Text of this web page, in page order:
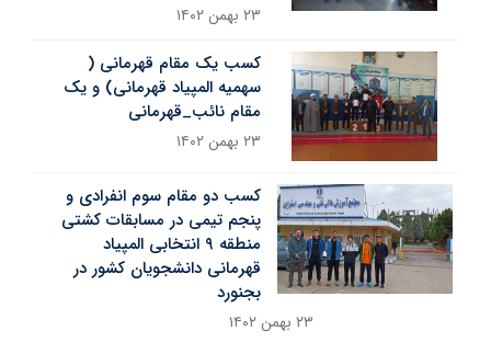
۲۳ بهمن ۱۴۰۲
کسب یک مقام قهرمانی (
سهمیه المپیاد قهرمانی) و یک
مقام نائب_قهرمانی
۲۳ بهمن ۱۴۰۲
کسب دو مقام سوم انفرادی و
پنجم تیمی در مسابقات کشتی
منطقه ۹ انتخابی المپیاد
قهرمانی دانشجویان کشور در
بجنورد